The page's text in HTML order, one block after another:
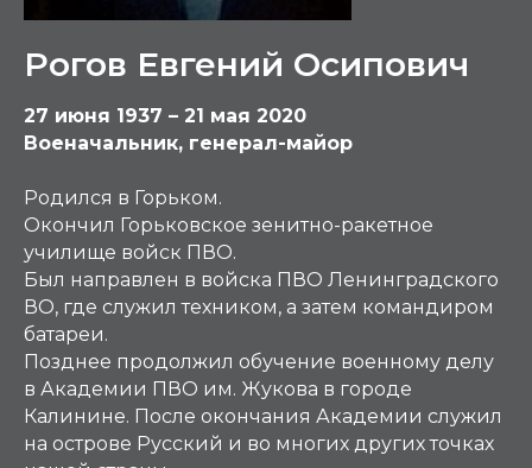
Рогов Евгений Осипович
27 июня 1937 – 21 мая 2020
Военачальник, генерал-майор
Родился в Горьком.
Окончил Горьковское зенитно-ракетное
училище войск ПВО.
Был направлен в войска ПВО Ленинградского
ВО, где служил техником, а затем командиром
батареи.
Позднее продолжил обучение военному делу
в Академии ПВО им. Жукова в городе
Калинине. После окончания Академии служил
на острове Русский и во многих других точках